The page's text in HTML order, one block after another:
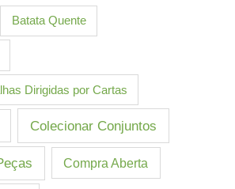
Batata Quente
Dirigidas por Cartas
Colecionar Conjuntos
Compra Aberta